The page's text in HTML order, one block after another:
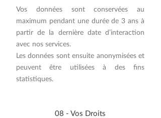
Vos données sont conservées au
maximum pendant une durée de 3 ans à
partir de la dernière date d’interaction
avec nos services.
Les données sont ensuite anonymisées et
peuvent être utilisées à des fins
statistiques.
​08 - Vos Droits